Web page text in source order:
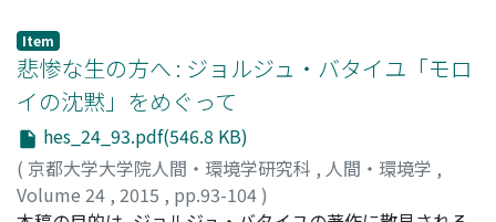
の文学ジャンルを内包している.さらに, 人間関係の描写に
も事欠かないわけであるが, どの出来事も誰の思想も十分
に展開するようには構成されていないため, いかなる主題
も深く掘り下げられることがなく、読者は、この小説のど
こに軸を置いてよいのかがわからなくなる, なぜワイルド
は, このように支離減裂と思われても致し方ない物語を書
く必要があったのか, 読者を混乱に陥れる要困が『ドリア
Item
悲惨な生の方へ : ジョルジュ・バタイユ「モロ
イの沈黙」をめぐって
hes_24_93.pdf(546.8 KB)
( 京都大学大学院人間・環境学研究科 , 人間・環境学 ,
Volume 24 , 2015 , pp.93-104)